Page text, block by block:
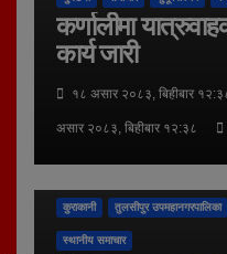
कर्णालीमा
कार्य जारी
१८ असार २०८३, बिहीबार
असार २०८३, बिहीबार १२:३८
कुराकानी तुलसीपुर उपमहानगरपालिका
स्थानीय समाचार